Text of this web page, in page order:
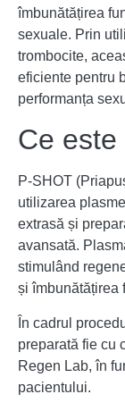
îmbunătățirea
sexuale. Prin
trombocite,
eficiente pentru
performanța
Ce este
P-SHOT
utilizarea
extrasă și
avansată.
stimulând
și îmbunătățirea
În cadrul
preparată fie cu
Regen Lab, în
pacientului.